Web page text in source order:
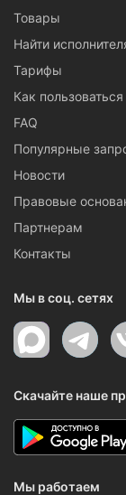
Товары
Найти
Тарифы
Как пользоваться
FAQ
Популярные
Новости
Правовые
Партнерам
Контакты
Мы в соц. сетях
Скачайте наше
Мы работаем